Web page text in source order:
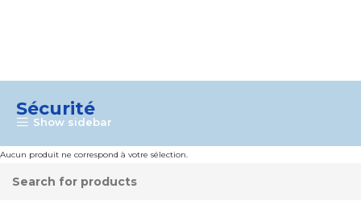
Sécurité
Show sidebar
Aucun produit ne correspond à votre sélection.